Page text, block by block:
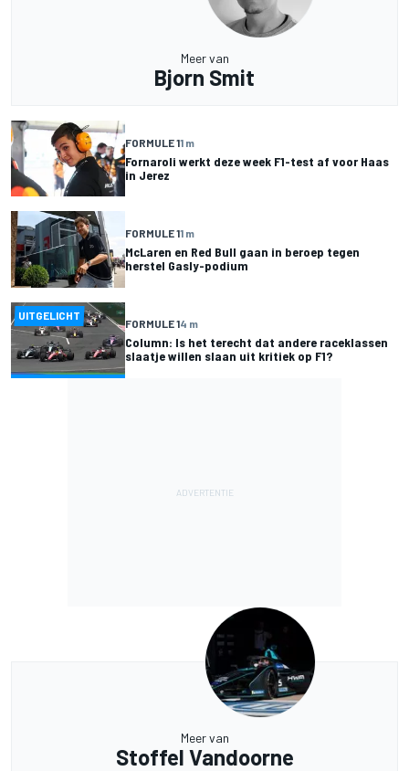
Meer van
Bjorn Smit
FORMULE 11 m
Fornaroli werkt deze week F1-test af voor Haas
in Jerez
FORMULE 11 m
McLaren en Red Bull gaan in beroep tegen
herstel Gasly-podium
UITGELICHT
FORMULE 14 m
Column: Is het terecht dat andere raceklassen
slaatje willen slaan uit kritiek op F1?
Meer van
Stoffel Vandoorne